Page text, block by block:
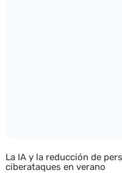
La IA y la reducción de
ciberataques en verano